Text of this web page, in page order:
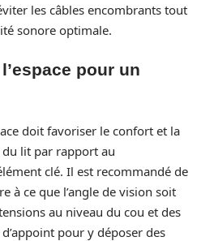
les câbles encombrants tout
sonore optimale.
pour un
doit favoriser le confort et la
du lit par rapport au
clé. Il est recommandé de
à ce que l’angle de vision soit
au niveau du cou et des
pour y déposer des